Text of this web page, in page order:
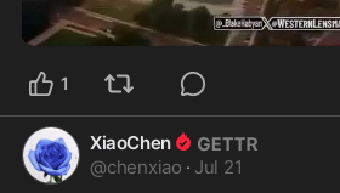
1
XiaoChen
@chenxiao · Jul 21